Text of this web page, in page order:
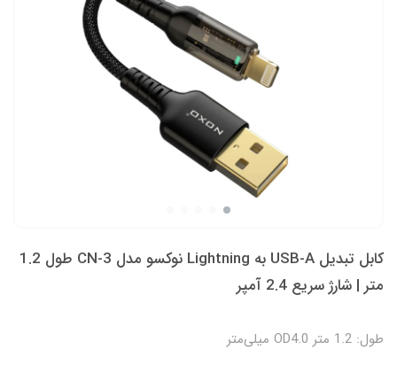
کابل تبدیل USB-A به Lightning نوکسو مدل CN-3 طول 1.2
متر | شارژ سریع 2.4 آمپر
طول: 1.2 متر OD4.0 میلی‌متر